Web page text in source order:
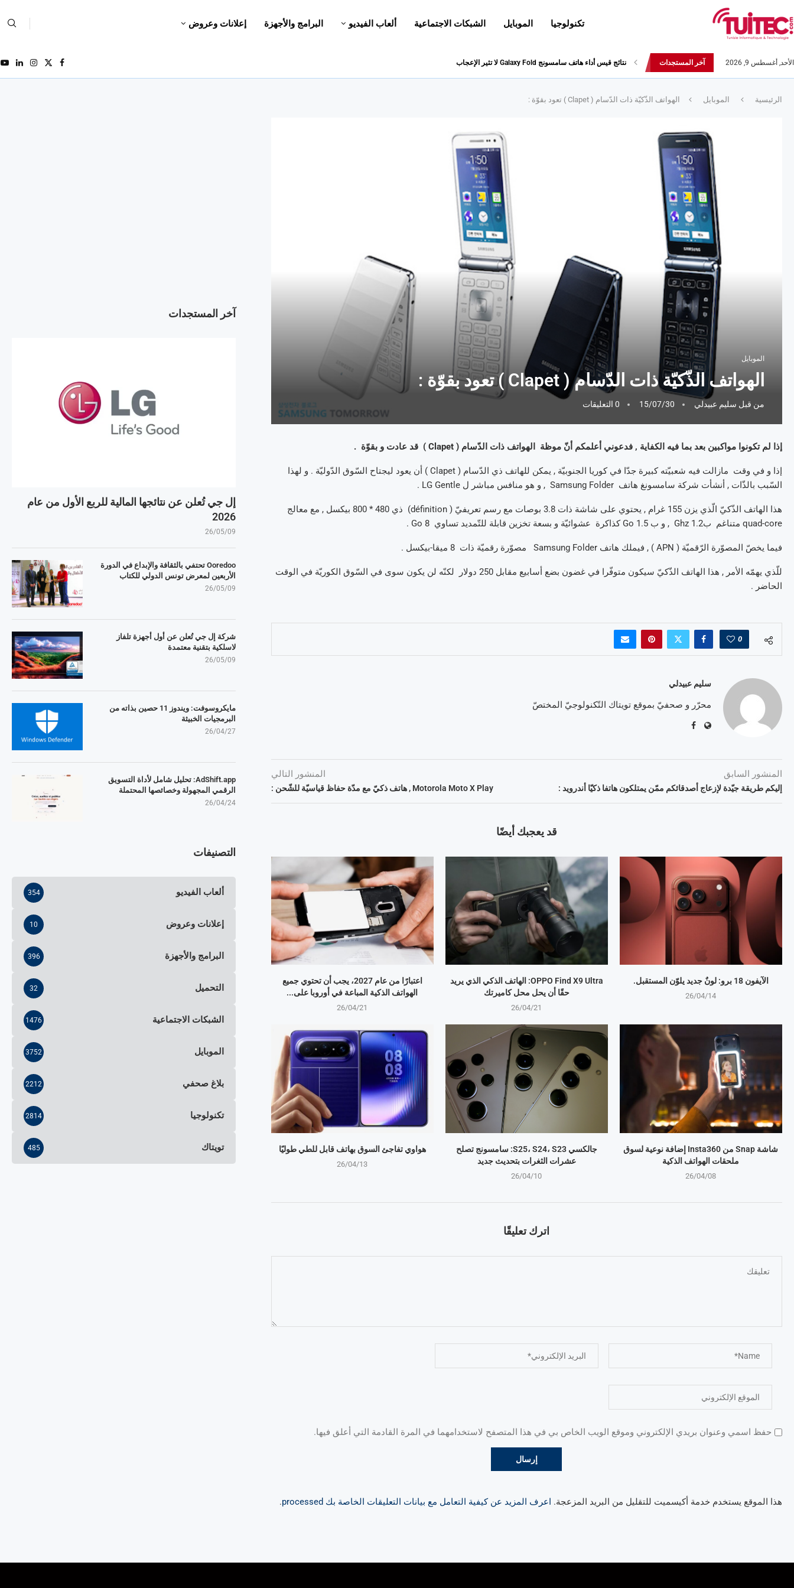
تكنولوجيا الموبايل الشبكات الاجتماعية ألعاب الفيديو البرامج والأجهزة إعلانات وعروض
الأحد, أغسطس 9, 2026 آخر المستجدات نتائج قيس أداء هاتف سامسونج Galaxy Fold لا تثير الإعجاب
الرئيسية الموبايل الهواتف الذّكيّة ذات الدّسام ( Clapet ) تعود بقوّة :
الموبايل
الهواتف الذّكيّة ذات الدّسام ( Clapet ) تعود بقوّة :
من قبل سليم عبيدلي 15/07/30 0 التعليقات
إذا لم تكونوا مواكبين بعد بما فيه الكفاية , فدعوني أعلمكم أنّ موظة الهواتف ذات الدّسام ( Clapet ) قد عادت و بقوّة .
إذا و في وقت مازالت فيه شعبيّته كبيرة جدّا في كوريا الجنوبيّة , يمكن للهاتف ذي الدّسام ( Clapet ) أن يعود ليجتاح السّوق الدّوليّة . و لهذا
السّبب بالذّات , أنشأت شركة سامسونغ هاتف Samsung Folder , و هو منافس مباشر ل LG Gentle .
هذا الهاتف الذّكيّ الّذي يزن 155 غرام , يحتوي على شاشة ذات 3.8 بوصات مع رسم تعريفيّ ( définition) ذي 480 * 800 بيكسل , مع معالج
quad-core متناغم ب1.2 Ghz , و ب 1.5 Go كذاكرة عشوائيّة و بسعة تخزين قابلة للتّمديد تساوي 8 Go .
فيما يخصّ المصوّرة الرّقميّة ( APN ) , فيملك هاتف Samsung Folder مصوّرة رقميّة ذات 8 ميقا-بيكسل .
للّذي يهمّه الأمر , هذا الهاتف الذّكيّ سيكون متوفّرا في غضون بضع أسابيع مقابل 250 دولار لكنّه لن يكون سوى في السّوق الكوريّة في الوقت
الحاضر .
0
سليم عبيدلي
محرّر و صحفيّ بموقع تويتاك التّكنولوجيّ المختصّ
المنشور السابق
إليكم طريقة جيّدة لإزعاج أصدقائكم ممّن يمتلكون هاتفا ذكيّا أندرويد :
المنشور التالي
Motorola Moto X Play , هاتف ذكيّ مع مدّة حفاظ قياسيّة للشّحن :
قد يعجبك أيضًا
اعتبارًا من عام 2027، يجب أن تحتوي جميع
الهواتف الذكية المباعة في أوروبا على...
26/04/21
OPPO Find X9 Ultra: الهاتف الذكي الذي يريد
حقًا أن يحل محل كاميرتك
26/04/21
الآيفون 18 برو: لونٌ جديد يلوّن المستقبل.
26/04/14
هواوي تفاجئ السوق بهاتف قابل للطي طوليًا
26/04/13
جالكسي S25، S24، S23: سامسونج تصلح
عشرات الثغرات بتحديث جديد
26/04/10
شاشة Snap من Insta360 إضافة نوعية لسوق
ملحقات الهواتف الذكية
26/04/08
اترك تعليقًا
حفظ اسمي وعنوان بريدي الإلكتروني وموقع الويب الخاص بي في هذا المتصفح لاستخدامهما في المرة القادمة التي أعلق فيها.
هذا الموقع يستخدم خدمة أكيسميت للتقليل من البريد المزعجة. اعرف المزيد عن كيفية التعامل مع بيانات التعليقات الخاصة بك processed .
آخر المستجدات
إل جي تُعلن عن نتائجها المالية للربع الأول من عام
2026
26/05/09
Ooredoo تحتفي بالثقافة والإبداع في الدورة
الأربعين لمعرض تونس الدولي للكتاب
26/05/09
شركة إل جي تُعلن عن أول أجهزة تلفاز
لاسلكية بتقنية معتمدة
26/05/09
مايكروسوفت: ويندوز 11 حصين بذاته من
البرمجيات الخبيثة
26/04/27
AdShift.app: تحليل شامل لأداة التسويق
الرقمي المجهولة وخصائصها المحتملة
26/04/24
التصنيفات
ألعاب الفيديو 354
إعلانات وعروض 10
البرامج والأجهزة 396
التحميل 32
الشبكات الاجتماعية 1476
الموبايل 3752
بلاغ صحفي 2212
تكنولوجيا 2814
تويتاك 485